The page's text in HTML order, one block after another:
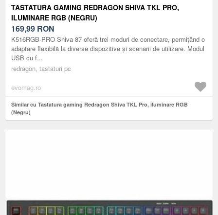
TASTATURA GAMING REDRAGON SHIVA TKL PRO,
ILUMINARE RGB (NEGRU)
169,99 RON
K516RGB-PRO Shiva 87 oferă trei moduri de conectare, permițând o
adaptare flexibilă la diverse dispozitive și scenarii de utilizare. Modul
USB cu f...
redragon, tastaturi pc
evomag.ro
Similar cu Tastatura gaming Redragon Shiva TKL Pro, iluminare RGB
(Negru)